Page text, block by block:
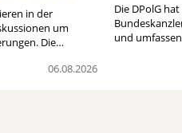
in der
um
Die…
06.08.2026
Die DPolG
und